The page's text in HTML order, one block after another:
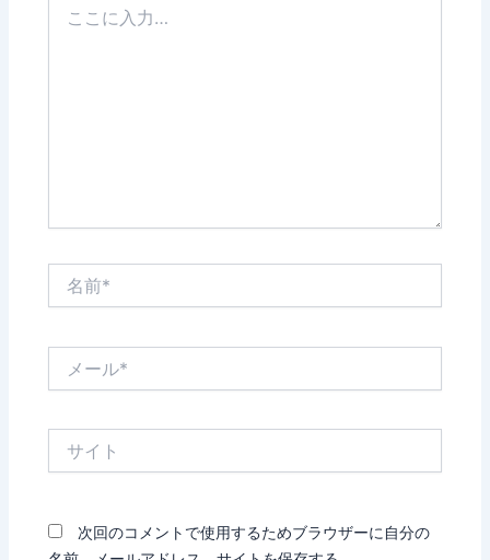
次回のコメントで使用するためブラウザーに自分の